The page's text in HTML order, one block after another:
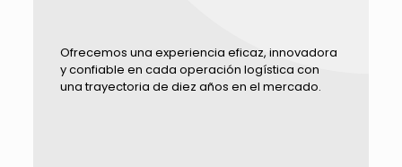
Ofrecemos una experiencia eficaz, innovadora
y confiable en cada operación logística con
una trayectoria de diez años en el mercado.